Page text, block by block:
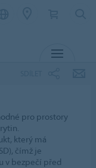
pro prostory
který má
čímž je
v bezpečí před